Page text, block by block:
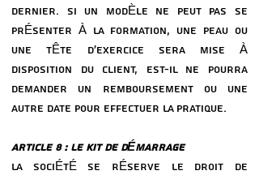
DERNIER. SI UN MODÈLE NE PEUT PAS SE
PRÉSENTER À LA FORMATION, UNE PEAU OU
UNE TÊTE D’EXERCICE SERA MISE À
DISPOSITION DU CLIENT, EST-IL NE POURRA
DEMANDER UN REMBOURSEMENT OU UNE
AUTRE DATE POUR EFFECTUER LA PRATIQUE.
ARTICLE 8 : LE KIT DE DÉMARRAGE
LA SOCIÉTÉ SE RÉSERVE LE DROIT DE